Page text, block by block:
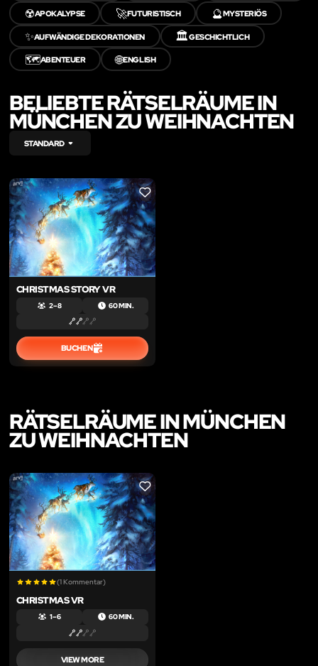
☢️APOKALYPSE 🚀FUTURISTISCH 🔮MYSTERIÖS
✨AUFWÄNDIGE DEKORATIONEN 🏛️GESCHICHTLICH
🗺️ABENTEUER 🌐ENGLISH
BELIEBTE RÄTSELRÄUME IN
MÜNCHEN ZU WEIHNACHTEN
STANDARD
LIKE
CHRISTMAS STORY VR
2 – 8 60 MIN.
BUCHEN
RÄTSELRÄUME IN MÜNCHEN
ZU WEIHNACHTEN
LIKE
(1 Kommentar)
CHRISTMAS VR
1 – 6 60 MIN.
VIEW MORE